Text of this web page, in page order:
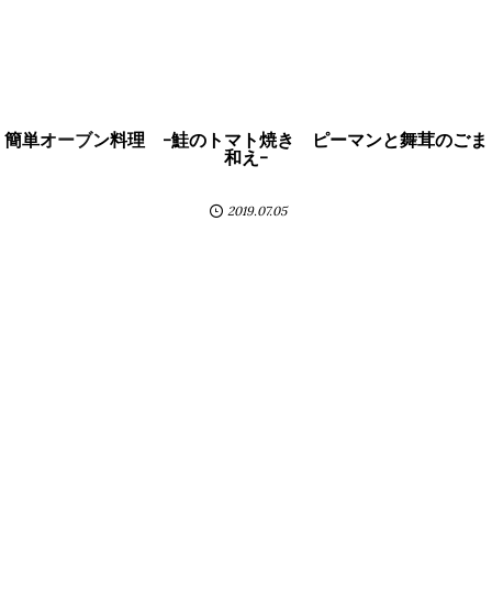
簡単オーブン料理 -鮭のトマト焼き ピーマンと舞茸のごま
和え-
2019.07.05